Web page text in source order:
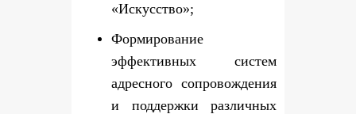
«Искусство»;
Формирование
эффективных систем
адресного сопровождения
и поддержки различных